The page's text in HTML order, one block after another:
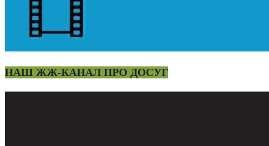
НАШ ЖЖ-КАНАЛ ПРО ДОСУГ